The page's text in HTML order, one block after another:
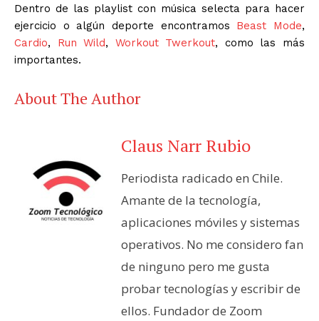
Dentro de las playlist con música selecta para hacer
ejercicio o algún deporte encontramos Beast Mode,
Cardio, Run Wild, Workout Twerkout, como las más
importantes.
About The Author
Claus Narr Rubio
Periodista radicado en Chile.
Amante de la tecnología,
aplicaciones móviles y sistemas
operativos. No me considero fan
de ninguno pero me gusta
probar tecnologías y escribir de
ellos. Fundador de Zoom